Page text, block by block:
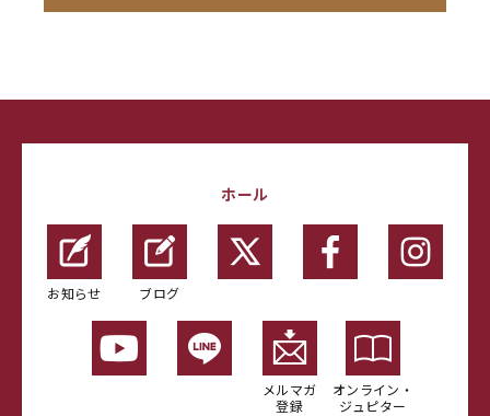
ホール
お知らせ ブログ
メルマガ
登録
オンライン・
ジュピター